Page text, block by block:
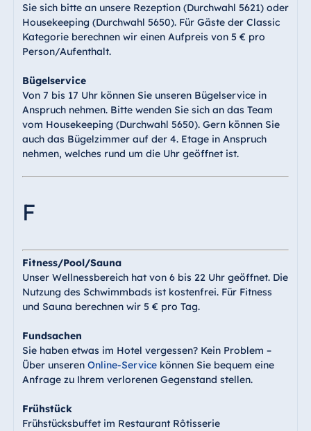
Italien
Malta
Antonine Hotel &
Resort & Spa
Mauritius
Sie sich bitte an unsere Rezeption (Durchwahl 5621) oder
Housekeeping (Durchwahl 5650). Für Gäste der Classic
Kategorie berechnen wir einen Aufpreis von 5 € pro
Person/Aufenthalt.
Bügelservice
Von 7 bis 17 Uhr können Sie unseren Bügelservice in
Anspruch nehmen. Bitte wenden Sie sich an das Team
vom Housekeeping (Durchwahl 5650). Gern können Sie
auch das Bügelzimmer auf der 4. Etage in Anspruch
nehmen, welches rund um die Uhr geöffnet ist.
F
Fitness/Pool/Sauna
Unser Wellnessbereich hat von 6 bis 22 Uhr geöffnet. Die
Nutzung des Schwimmbads ist kostenfrei. Für Fitness
und Sauna berechnen wir 5 € pro Tag.
Fundsachen
Sie haben etwas im Hotel vergessen? Kein Problem –
Über unseren Online-Servicekönnen Sie bequem eine
Anfrage zu Ihrem verlorenen Gegenstand stellen.
Frühstück
Frühstücksbuffet im Restaurant Rôtisserie